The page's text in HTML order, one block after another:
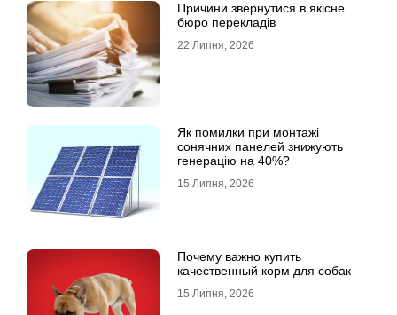
Причини звернутися в якісне
бюро перекладів
22 Липня, 2026
Як помилки при монтажі
сонячних панелей знижують
генерацію на 40%?
15 Липня, 2026
Почему важно купить
качественный корм для собак
15 Липня, 2026